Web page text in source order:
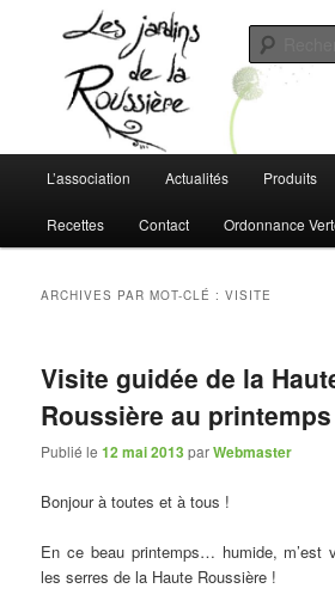
secondaireLes Jardins de la
L'AMAP de Montreuil-Juigné !
principal
L’association Actualités Produits
Recettes Contact Ordonnance
ARCHIVES PAR MOT-CLÉ :VISITE
Visite guidée de la
Roussière au
Publié le12 mai 2013parWebmaster
Bonjour à toutes et à tous !
En ce beau printemps… humide, m’est
les serres de la Haute Roussière !